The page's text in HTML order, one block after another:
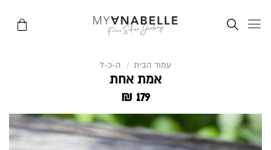
עמוד הבית / ה-כ-ל
אמת אחת
179
₪